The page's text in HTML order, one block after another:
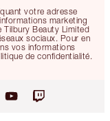
votre adresse
marketing
Beauty Limited
sociaux. Pour en
vos informations
de confidentialité.